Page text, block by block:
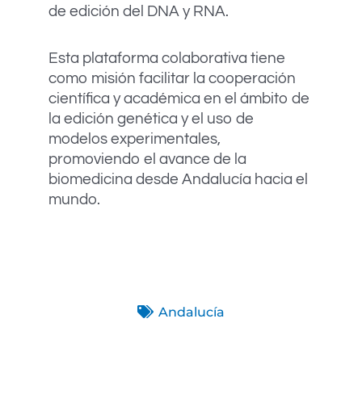
de edición del DNA y RNA.
Esta plataforma colaborativa tiene
como misión facilitar la cooperación
científica y académica en el ámbito de
la edición genética y el uso de
modelos experimentales,
promoviendo el avance de la
biomedicina desde Andalucía hacia el
mundo.
Andalucía